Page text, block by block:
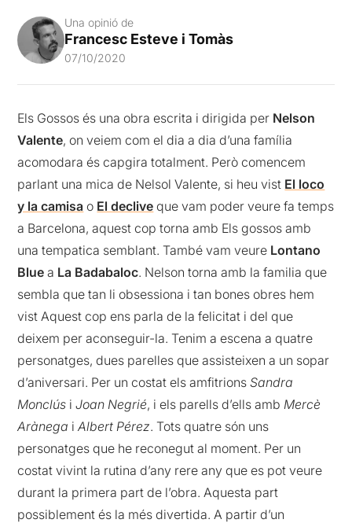
Una opinió de
Francesc Esteve i Tomàs
07/10/2020
Els Gossos és una obra escrita i dirigida per Nelson
Valente, on veiem com el dia a dia d’una família
acomodara és capgira totalment. Però comencem
parlant una mica de Nelsol Valente, si heu vist El loco
y la camisa o El declive que vam poder veure fa temps
a Barcelona, aquest cop torna amb Els gossos amb
una tempatica semblant. També vam veure Lontano
Blue a La Badabaloc. Nelson torna amb la familia que
sembla que tan li obsessiona i tan bones obres hem
vist Aquest cop ens parla de la felicitat i del que
deixem per aconseguir-la. Tenim a escena a quatre
personatges, dues parelles que assisteixen a un sopar
d’aniversari. Per un costat els amfitrionsSandra
Monclús iJoan Negrié, i els parells d’ells amb Mercè
Arànega iAlbert Pérez. Tots quatre són uns
personatges que he reconegut al moment. Per un
costat vivint la rutina d’any rere any que es pot veure
durant la primera part de l’obra. Aquesta part
possiblement és la més divertida. A partir d’un